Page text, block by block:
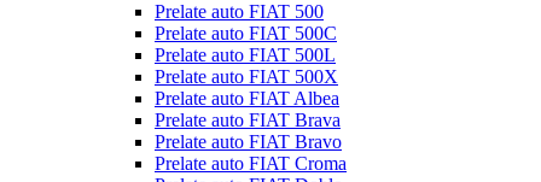
Prelate auto FIAT 500
Prelate auto FIAT 500C
Prelate auto FIAT 500L
Prelate auto FIAT 500X
Prelate auto FIAT Albea
Prelate auto FIAT Brava
Prelate auto FIAT Bravo
Prelate auto FIAT Croma